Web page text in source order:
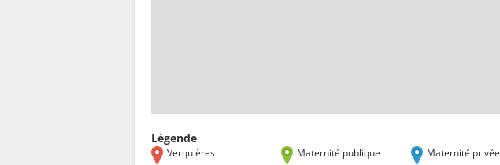
Légende
Verquières Maternité publique Maternité privée